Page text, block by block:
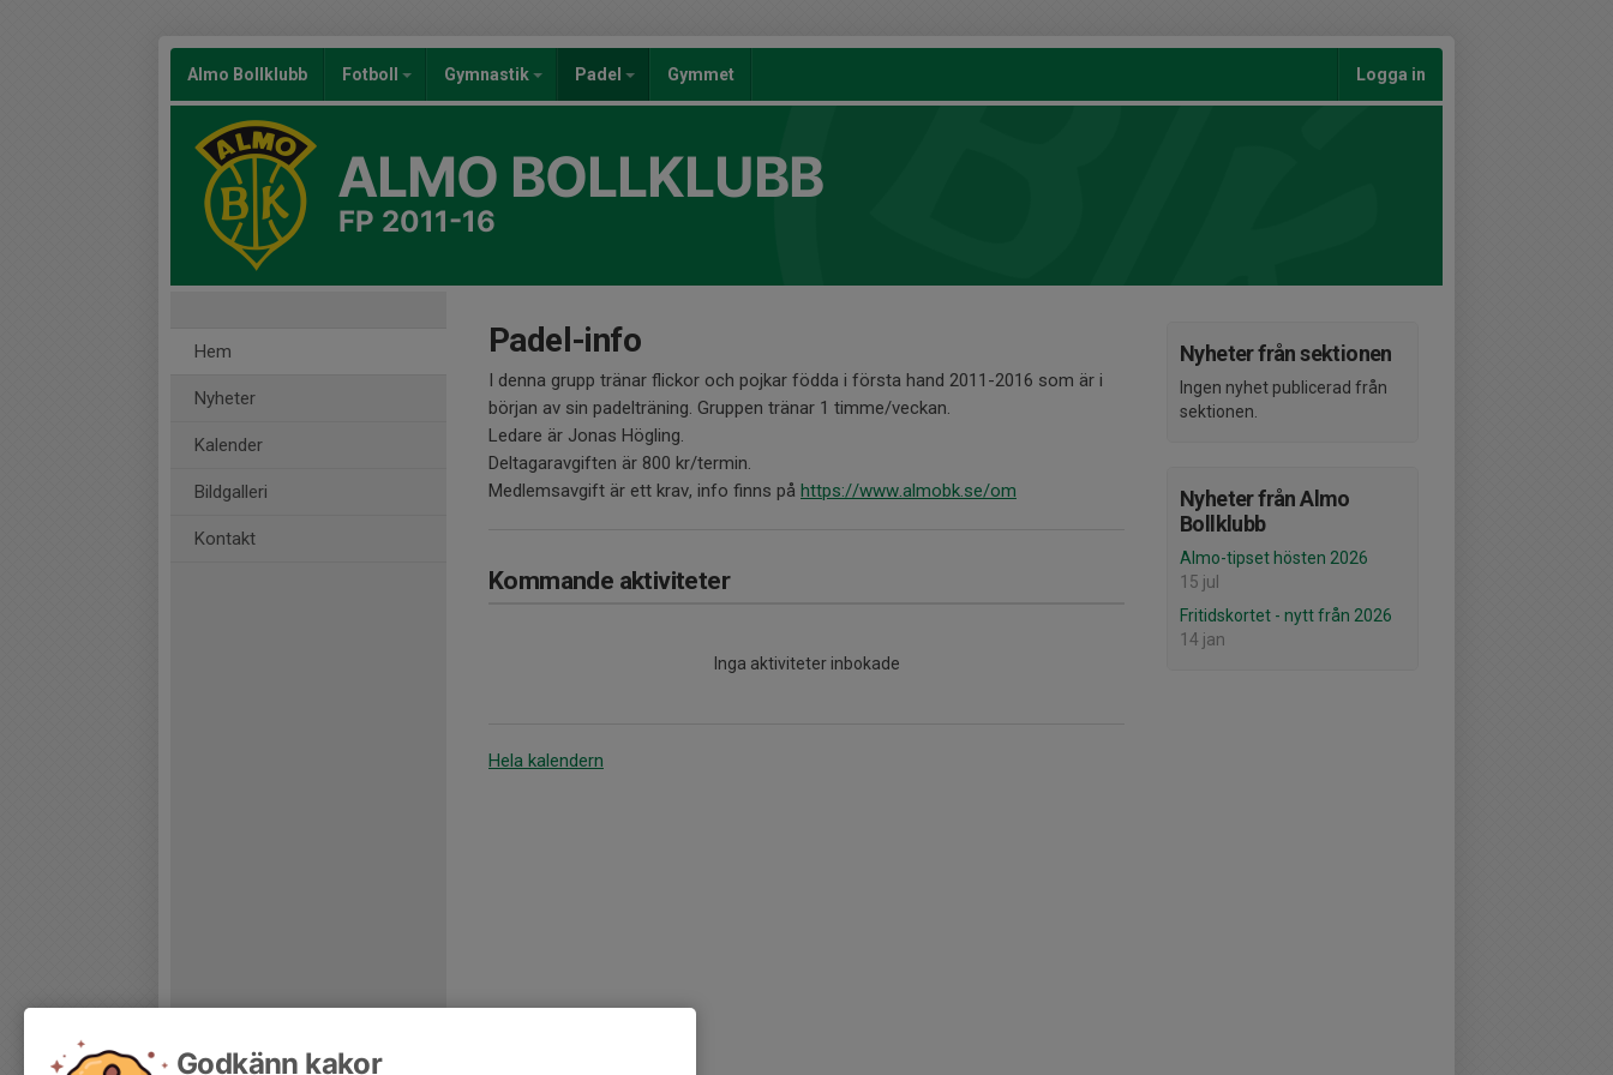
Almo Bollklubb Fotboll Gymnastik Padel Gymmet Logga in
ALMO BOLLKLUBB
FP 2011-16
Hem
Nyheter
Kalender
Bildgalleri
Kontakt
Nyheter från sektionen
Ingen nyhet publicerad från
sektionen.
Nyheter från Almo
Bollklubb
Almo-tipset hösten 2026
15 jul
Fritidskortet - nytt från 2026
14 jan
Padel-info
I denna grupp tränar flickor och pojkar födda i första hand 2011-2016 som är i
början av sin padelträning. Gruppen tränar 1 timme/veckan.
Ledare är Jonas Högling.
Deltagaravgiften är 800 kr/termin.
Medlemsavgift är ett krav, info finns på https://www.almobk.se/om
Kommande aktiviteter
Inga aktiviteter inbokade
Hela kalendern
Godkänn kakor